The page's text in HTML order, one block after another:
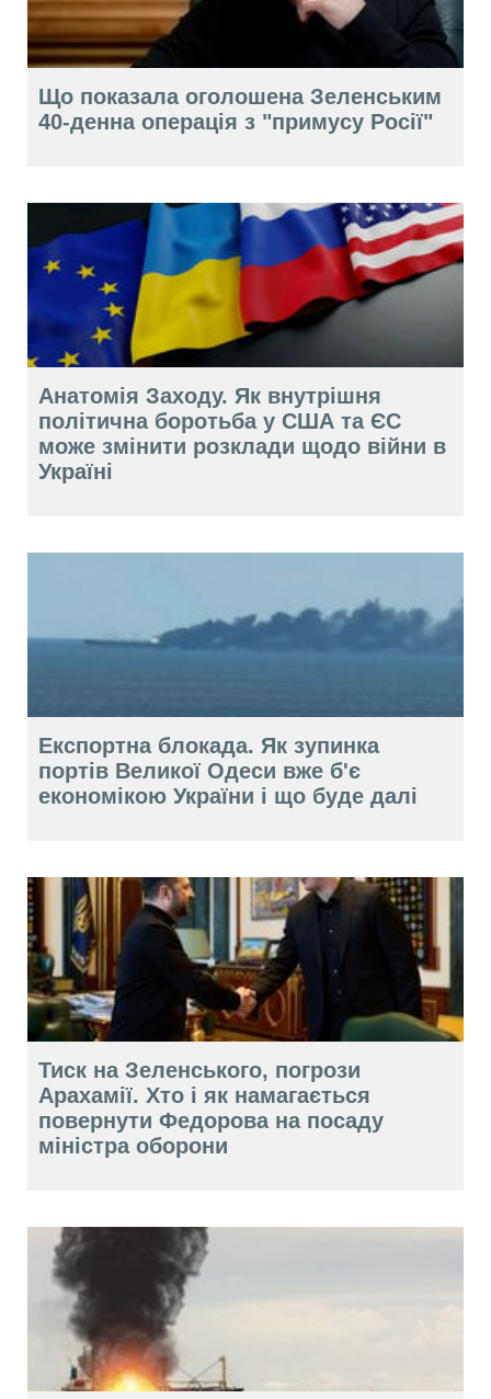
Що показала оголошена Зеленським
40-денна операція з "примусу Росії"
Анатомія Заходу. Як внутрішня
політична боротьба у США та ЄС
може змінити розклади щодо війни в
Україні
Експортна блокада. Як зупинка
портів Великої Одеси вже б'є
економікою України і що буде далі
Тиск на Зеленського, погрози
Арахамії. Хто і як намагається
повернути Федорова на посаду
міністра оборони